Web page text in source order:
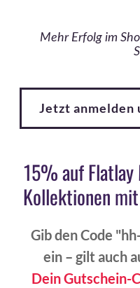
Mehr Erfolg im
Jetzt anmelden
15% auf
Kollektionen
Gib den Code
ein – gilt auch
Dein Gutschein-